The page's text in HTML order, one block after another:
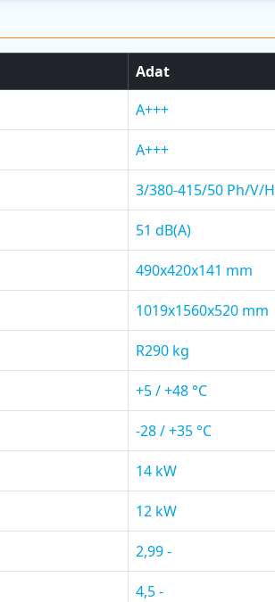
Adat
A+++
A+++
3/380-415/50 Ph/V/
51 dB(A)
490x420x141 mm
1019x1560x520 mm
R290 kg
+5 / +48 °C
-28 / +35 °C
14 kW
12 kW
2,99 -
4,5 -